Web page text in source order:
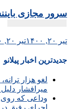
سرور مجازی
تیر ۲۰, ۱۴۰۰ تیر ۲۰, ۱۴۰۰
جدیدترین اخبار پیلانو
لغو هزار
میرافشار
وداعی که روی